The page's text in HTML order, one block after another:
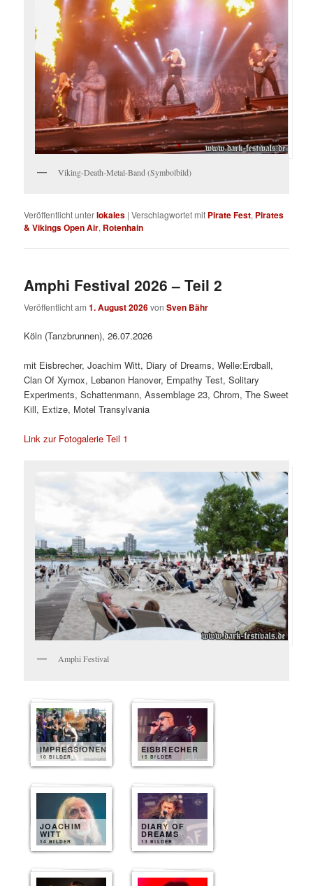
Viking-Death-Metal-Band (Symbolbild)
Veröffentlicht unterlokales |Verschlagwortet mit Pirate Fest, Pirates
& Vikings Open Air, Rotenhain
Amphi Festival 2026 – Teil 2
Veröffentlicht am1. August 2026vonSven Bähr
Köln (Tanzbrunnen), 26.07.2026
mit Eisbrecher, Joachim Witt, Diary of Dreams, Welle:Erdball,
Clan Of Xymox, Lebanon Hanover, Empathy Test, Solitary
Experiments, Schattenmann, Assemblage 23, Chrom, The Sweet
Kill, Extize, Motel Transylvania
Link zur Fotogalerie Teil 1
Amphi Festival
IMPRESSIONEN
10 BILDER
EISBRECHER
15 BILDER
JOACHIM
WITT
14 BILDER
DIARY OF
DREAMS
13 BILDER